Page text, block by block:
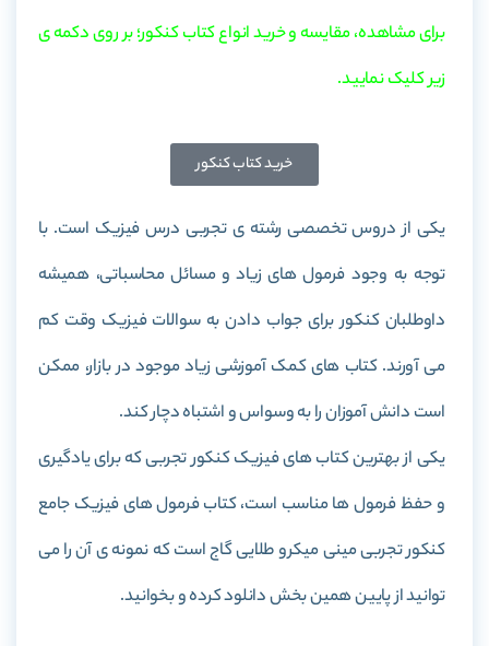
برای مشاهده، مقایسه و خرید انواع کتاب کنکور؛ بر روی دکمه ی
زیر کلیک نمایید.
خرید کتاب کنکور
یکی از دروس تخصصی رشته ی تجربی درس فیزیک است. با
توجه به وجود فرمول های زیاد و مسائل محاسباتی، همیشه
داوطلبان کنکور برای جواب دادن به سوالات فیزیک وقت کم
می آورند. کتاب های کمک آموزشی زیاد موجود در بازار، ممکن
است دانش آموزان را به وسواس و اشتباه دچار کند.
یکی از بهترین کتاب های فیزیک کنکور تجربی که برای یادگیری
و حفظ فرمول ها مناسب است، کتابفرمول های فیزیک جامع
کنکور تجربی مینی میکرو طلایی گاجاست که نمونه ی آن را می
توانید از پایین همین بخش دانلود کرده و بخوانید.